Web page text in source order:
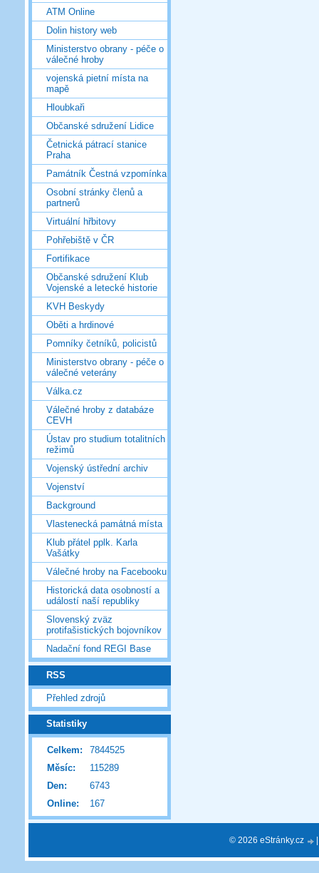
ATM Online
Dolin history web
Ministerstvo obrany - péče o
válečné hroby
vojenská pietní místa na
mapě
Hloubkaři
Občanské sdružení Lidice
Četnická pátrací stanice
Praha
Památník Čestná vzpomínka
Osobní stránky členů a
partnerů
Virtuální hřbitovy
Pohřebiště v ČR
Fortifikace
Občanské sdružení Klub
Vojenské a letecké historie
KVH Beskydy
Oběti a hrdinové
Pomníky četníků, policistů
Ministerstvo obrany - péče o
válečné veterány
Válka.cz
Válečné hroby z databáze
CEVH
Ústav pro studium totalitních
režimů
Vojenský ústřední archiv
Vojenství
Background
Vlastenecká památná místa
Klub přátel pplk. Karla
Vašátky
Válečné hroby na Facebooku
Historická data osobností a
událostí naší republiky
Slovenský zväz
protifašistických bojovníkov
Nadační fond REGI Base
RSS
Přehled zdrojů
Statistiky
Online: 167
Celkem:
7844525
Měsíc:
115289
Den:
6743
© 2026 eStránky.cz